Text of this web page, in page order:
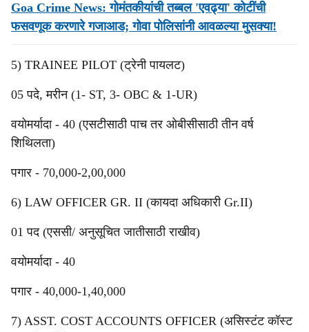
Goa Crime News: गोमंतकीयांची तब्बल 'एवढ्या' कोटींची
फसवणूक करणारे गजाआड; गोवा पोलिसांनी आवळल्या मुसक्या!
5) TRAINEE PILOT (ट्रेनी पायलट)
05 पदे, मरीन (1- ST, 3- OBC & 1-UR)
वयोमर्यादा - 40 (एसटीसाठी पाच तर ओबीसीसाठी तीन वर्ष
शिथिलता)
पगार - 70,000-2,00,000
6) LAW OFFICER GR. II (कायदा अधिकारी Gr.II)
01 पद (एससी/ अनुसूचित जातीसाठी राखीव)
वयोमर्यादा - 40
पगार - 40,000-1,40,000
7) ASST. COST ACCOUNTS OFFICER (असिस्टंट कॉस्ट